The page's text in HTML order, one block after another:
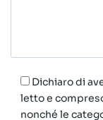
Dichiaro di
letto e
nonché le